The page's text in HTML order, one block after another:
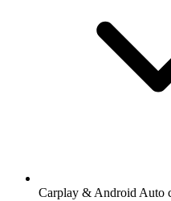
Carplay & Android Auto